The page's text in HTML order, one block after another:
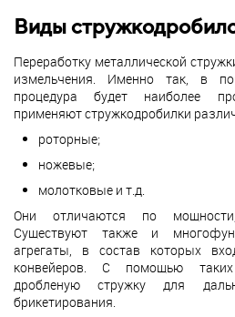
Виды
Переработку металлической
измельчения. Именно так, в
процедура будет наиболее
применяют стружкодробилки
роторные;
ножевые;
молотковые и т.д.
Они отличаются по
Существуют также и
агрегаты, в состав которых
конвейеров. С помощью
дробленую стружку для
брикетирования.